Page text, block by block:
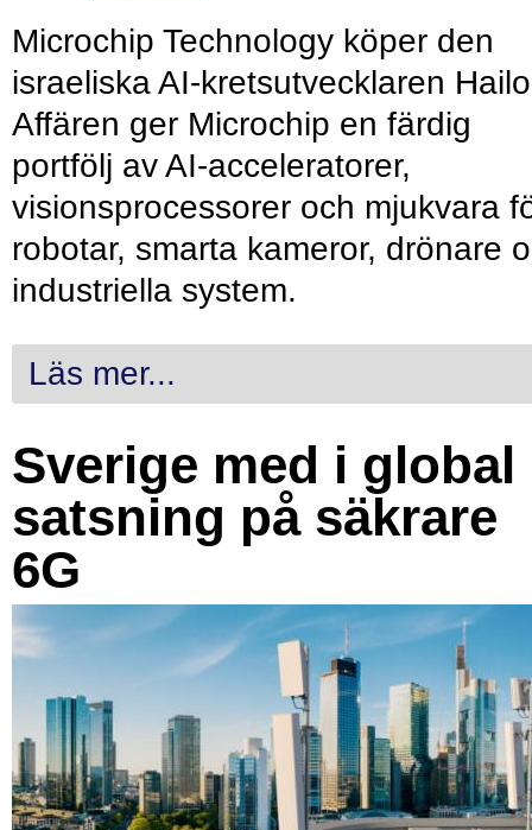
Microchip Technology köper den
israeliska AI-kretsutvecklaren
Affären ger Microchip en färdig
portfölj av AI-acceleratorer,
visionsprocessorer och mjukvara
robotar, smarta kameror, drönare
industriella system.
Läs mer...
Sverige med i global
satsning på säkrare
6G